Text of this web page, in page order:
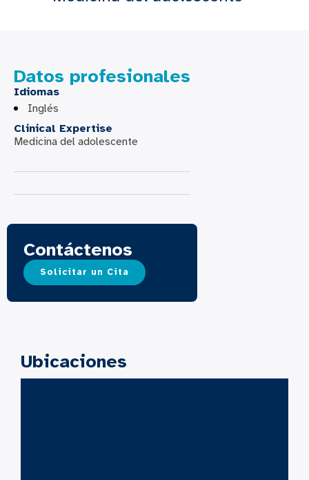
Datos profesionales
Idiomas
Inglés
Clinical Expertise
Medicina del adolescente
Contáctenos
Solicitar un Cita
Ubicaciones